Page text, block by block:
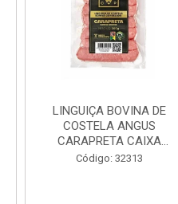
LINGUIÇA BOVINA DE
COSTELA ANGUS
CARAPRETA CAIXA
24X300G
Código: 32313